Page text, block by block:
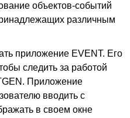
объектов-событий
различным
приложение EVENT. Его
следить за работой
Приложение
вводить с
в своем окне